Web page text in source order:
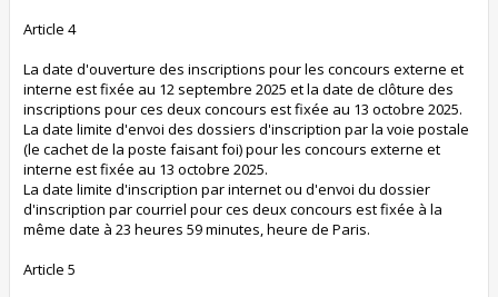
Article 4
La date d'ouverture des inscriptions pour les concours externe et
interne est fixée au 12 septembre 2025 et la date de clôture des
inscriptions pour ces deux concours est fixée au 13 octobre 2025.
La date limite d'envoi des dossiers d'inscription par la voie postale
(le cachet de la poste faisant foi) pour les concours externe et
interne est fixée au 13 octobre 2025.
La date limite d'inscription par internet ou d'envoi du dossier
d'inscription par courriel pour ces deux concours est fixée à la
même date à 23 heures 59 minutes, heure de Paris.
Article 5